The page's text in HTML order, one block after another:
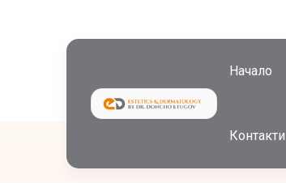
Начало
Контакти